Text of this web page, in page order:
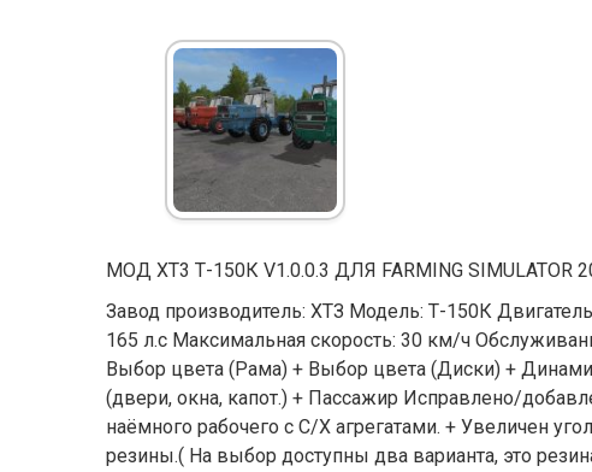
МОД ХТ3 Т-150К V1.0.0.3 ДЛЯ FARMING SIMULATOR
Завод производитель: ХТЗ Модель: Т-150К
165 л.с Максимальная скорость: 30 км/ч
Выбор цвета (Рама) + Выбор цвета (Диски) +
(двери, окна, капот.) + Пассажир Исправлено/
наёмного рабочего с С/Х агрегатами. + Увеличен
резины.( На выбор доступны два варианта, это